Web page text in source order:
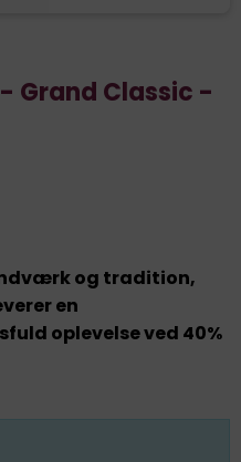
Grand Classic -
og tradition,
en
oplevelse ved 40%